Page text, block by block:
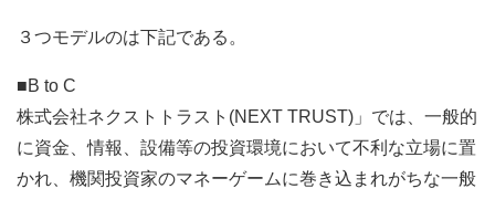
３つモデルのは下記である。
■B to C
株式会社ネクストトラスト(NEXT TRUST)」では、一般的
に資金、情報、設備等の投資環境において不利な立場に置
かれ、機関投資家のマネーゲームに巻き込まれがちな一般